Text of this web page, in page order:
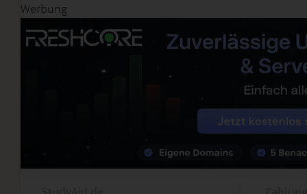
Werbung